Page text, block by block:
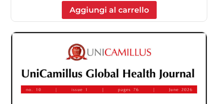
Aggiungi al carrello